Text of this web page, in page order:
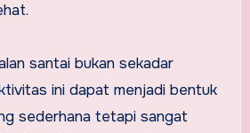
santai bukan sekadar
ini dapat menjadi bentuk
sederhana tetapi sangat